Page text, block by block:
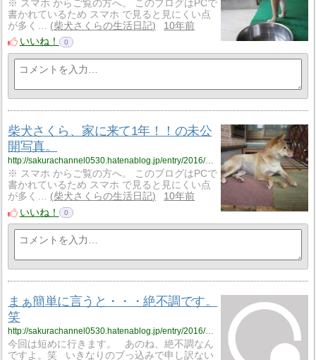
※ スマホ からご覧の方へ。 このブログはPCで
書かれているため スマホ で見ると見にくい点
が多く…
柴犬さくらの生活日記
10年前
いいね！
0
柴犬さくら、家に来て1年！！の未公
開写真。
http://sakurachannel0530.hatenablog.jp/entry/2016/09/23/%E6%9F%B4%E7%8A%AC%E3%81%95%E3%81%8F%E3%82%89%E3%80%81%E5%AE%B6%E3%81%AB%E6%9D%A5%E3%81%A61%E5%B9%B4%EF%BC%81%EF%BC%81%E3%81%AE%E6%9C%AA%E5%85%AC%E9%96%8B%E5%86%99%E7%9C%9F%E3%80%82
※ スマホ からご覧の方へ。 このブログはPCで
書かれているため スマホ で見ると見にくい点
が多く…
柴犬さくらの生活日記
10年前
いいね！
0
まぁ簡単に言うと・・・絶不調です。
笑
http://sakurachannel0530.hatenablog.jp/entry/2016/09/22/%E3%81%BE%E3%81%81%E7%B0%A1%E5%8D%98%E3%81%AB%E8%A8%80%E3%81%86%E3%81%A8%E3%83%BB%E3%83%BB%E3%83%BB%E7%B5%B6%E4%B8%8D%E8%AA%BF%E3%81%A7%E3%81%99%E3%80%82%E7%AC%91
今回は短めに行きます。 あのね、絶不調なん
ですよ。笑 いきなりのブっ込みで申し訳ない